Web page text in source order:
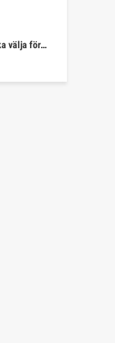
välja för…